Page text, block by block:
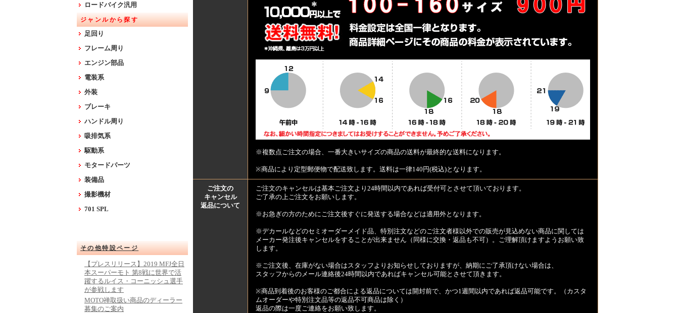
ロードバイク汎用
ジャンルから探す
足回り
フレーム周り
エンジン部品
電装系
外装
ブレーキ
ハンドル周り
吸排気系
駆動系
モタードパーツ
装備品
撮影機材
701 SPL
その他特設ページ
【プレスリリース】2019 MFJ全日
本スーパーモト 第8戦に世界で活
躍するルイス・コーニッシュ選手
が参戦します
MOTO禅取扱い商品のディーラー
募集のご案内
※複数点ご注文の場合、一番大きいサイズの商品の送料が最終的な送料になります。
※商品により定型郵便物で配送致します。送料は一律140円(税込)となります。
ご注文の
キャンセル
返品について
ご注文のキャンセルは基本ご注文より24時間以内であれば受付可とさせて頂いております。
ご了承の上ご注文をお願いします。
※お急ぎの方のためにご注文後すぐに発送する場合などは適用外となります。
※デカールなどのセミオーダーメイド品、特別注文などのご注文者様以外での販売が見込めない商品に関しては
メーカー発注後キャンセルをすることが出来ません（同様に交換・返品も不可）。ご理解頂けますようお願い致
します。
※ご注文後、在庫がない場合はスタッフよりお知らせしておりますが、納期にご了承頂けない場合は、
スタッフからのメール連絡後24時間以内であればキャンセル可能とさせて頂きます。
※商品到着後のお客様のご都合による返品については開封前で、かつ1週間以内であれば返品可能です。（カスタ
ムオーダーや特別注文品等の返品不可商品は除く）
返品の際は一度ご連絡をお願い致します。